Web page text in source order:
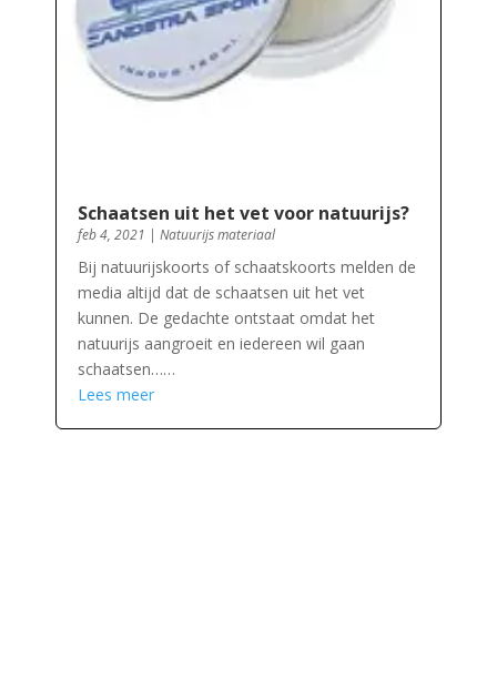
Schaatsen uit het vet voor natuurijs?
feb 4, 2021 | Natuurijs materiaal
Bij natuurijskoorts of schaatskoorts melden de
media altijd dat de schaatsen uit het vet
kunnen. De gedachte ontstaat omdat het
natuurijs aangroeit en iedereen wil gaan
schaatsen……
Lees meer